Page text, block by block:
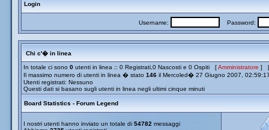
Login
Username: Password:
Chi c'� in linea
In totale ci sono 0 utenti in linea :: 0 Registrati,0 Nascosti e 0 Ospiti [Amministratore ]
Il massimo numero di utenti in linea � stato 146 il Mercoled� 27 Giugno 2007,
Utenti registrati: Nessuno
Questi dati si basano sugli utenti in linea negli ultimi cinque minuti
Board Statistics - Forum Legend
I nostri utenti hanno inviato un totale di 54782 messaggi